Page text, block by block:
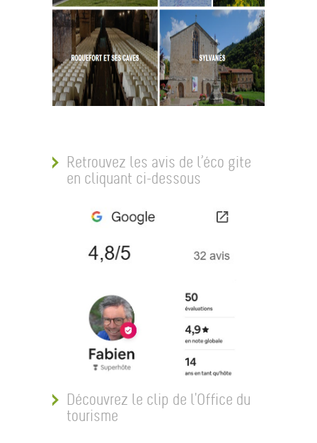
Retrouvez les avis de l’éco gite
en cliquant ci-dessous
Découvrez le clip de l'Office du
tourisme